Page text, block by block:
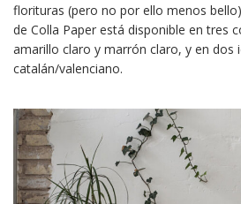
florituras (pero no por ello menos
de Colla Paper está disponible en tres
amarillo claro y marrón claro, y en dos
catalán/valenciano.